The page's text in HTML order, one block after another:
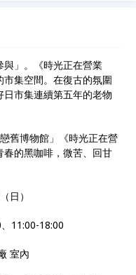
」。《時光正在營業
集空間。在復古的氛圍
市集連續第五年的老物
舊博物館」《時光正在營
的黑咖啡，微苦、回甘
日）
11:00-18:00
室內